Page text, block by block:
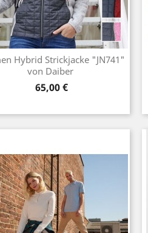
Hybrid Strickjacke "JN741"
von Daiber
Preis
65,00 €